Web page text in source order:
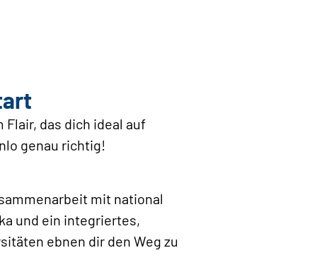
das dich ideal auf
genau richtig!
mit national
und ein integriertes,
ebnen dir den Weg zu